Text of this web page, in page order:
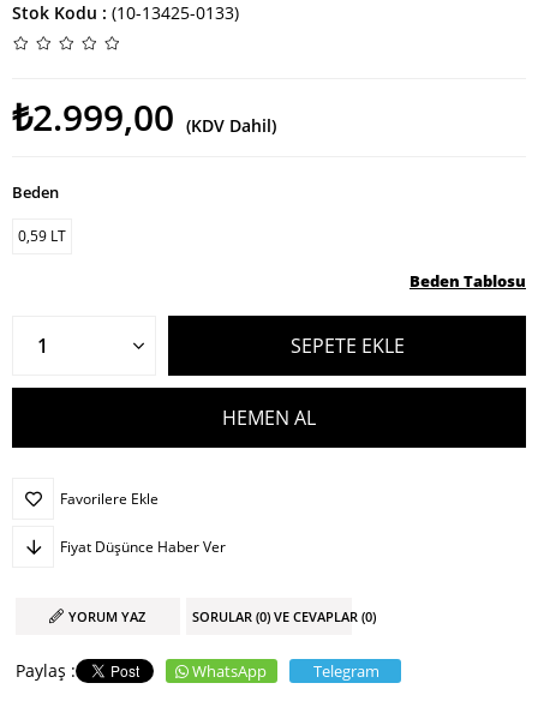
Stok Kodu (10-13425-0133)
₺2.999,00 (KDV Dahil)
Beden
0,59 LT
Beden Tablosu
Favorilere Ekle
Fiyat Düşünce Haber Ver
YORUM YAZ SORULAR (0) VE CEVAPLAR (0)
WhatsApp Telegram